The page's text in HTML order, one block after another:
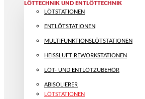
LÖTTECHNIK UND ENTLÖTTECHNIK
LÖTSTATIONEN
ENTLÖTSTATIONEN
MULTIFUNKTIONS­LÖTSTATIONEN
HEISSLUFT REWORKSTATIONEN
LÖT- UND ENTLÖTZUBEHÖR
ABISOLIERER
LÖTSTATIONEN